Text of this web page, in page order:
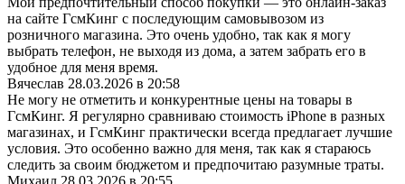
на сайте ГсмКинг с последующим самовывозом из
розничного магазина. Это очень удобно, так как я могу
выбрать телефон, не выходя из дома, а затем забрать его в
удобное для меня время.
Вячеслав 28.03.2026 в 20:58
Не могу не отметить и конкурентные цены на товары в
ГсмКинг. Я регулярно сравниваю стоимость iPhone в разных
магазинах, и ГсмКинг практически всегда предлагает лучшие
условия. Это особенно важно для меня, так как я стараюсь
следить за своим бюджетом и предпочитаю разумные траты.
Михаил 28.03.2026 в 20:55